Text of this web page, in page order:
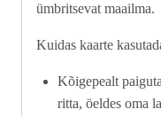
ümbritsevat maailma.
Kuidas kaarte
Kõigepealt
ritta, öeldes oma